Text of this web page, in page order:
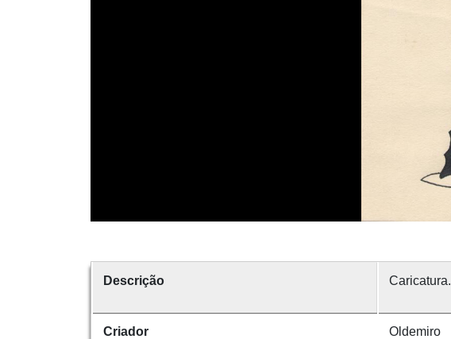
Descrição Caricatura.
Criador Oldemiro